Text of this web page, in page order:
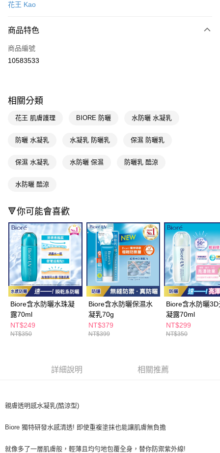
超商取貨付款
LINE Pay
悠遊付
Google Pay
AFTEE先享後付
【關於「AFTEE先享後付」】
便利好安心！
１．簡單：不需註冊會員、不需綁卡、不需儲值。
３．安心：先確認商品／服務後，再付款。
【「AFTEE先享後付」結帳流程】
１．於結帳方式選擇「AFTEE先享後付」後，將跳轉至「AFTEE先享後付」
結帳頁面，進行簡訊認證並確認金額後，即可完成結帳。
２．訂單成立數日內，您將收到繳費通知簡訊。
３．收到繳費通知簡訊後14天內，點擊此簡訊中的連結，可透過四大超商／
ATM／網路銀行／等多元方式進行付款，方視為交易完成。
※ 請注意：結帳手續完成當下不需立刻繳費，但若您需要取消訂單，請聯絡
購買商品的店家。未經商家同意取消之訂單仍視為有效，需透過AFTEE先享
後付繳納相關費用。
※ 交易是否成功請以「AFTEE先享後付 」之結帳頁面顯示為準，若有關於
是否繳費成功／繳費後需取消欲退款等相關疑問，請聯繫「AFTEE先享後付
客戶支援中心」
https://netprotections.freshdesk.com/support/home
權轉讓予恩沛科技股份有限公司。
２．關於個人資料處理事宜，請瀏覽以下網址：
「AFTEE先享後付」，若未經同意申辦者引起之損失，本公司不負相關責
任。
時審查核予不同之上限額度；若仍有額度不足之情形，本公司將視審查結果
５．嚴禁一人註冊多個帳號或使用他人資訊註冊。若發現惡意使用之情形，
全家取貨付款
每筆NT$65，滿NT$390(含以上)免運費
付款後全家取貨
每筆NT$65，滿NT$390(含以上)免運費
萊爾富取貨付款
每筆NT$65，滿NT$490(含以上)免運費
付款後萊爾富取貨
每筆NT$65，滿NT$490(含以上)免運費
7-11取貨付款
付款後7-11取貨
付款後寶雅門市自取(由倉庫統一出貨)
每筆NT$80，滿NT$290(含以上)免運費
花王 Kao
商品特色
商品編號
10583533
相關分類
花王 肌膚護理 BIORE 防曬 水防曬 水凝乳
防曬 水凝乳 水凝乳 防曬乳 保濕 防曬乳
保濕 水凝乳 水防曬 保濕 防曬乳 酷涼
水防曬 酷涼
🔻你可能會喜歡
Biore含水防曬水珠凝
露70ml
NT$249
NT$350
Biore含水防曬保濕水
凝乳70g
NT$379
NT$399
Biore含水防曬
凝露70ml
NT$299
NT$350
詳細說明 相關推薦
親膚透明感水凝乳(酷涼型)
Biore 獨特研發水感清透! 即使重複塗抹也能讓肌膚無負擔
就像多了一層肌膚般，輕薄且均勻地包覆全身，替你防禦紫外線!